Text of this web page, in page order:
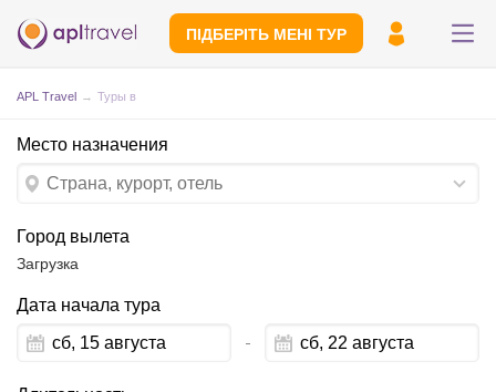
ПІДБЕРІТЬ МЕНІ ТУР
Надішліть свій номер телефону
Експерт зв'яжеться з вами і зробить
APL Travel → Туры в
Место назначения
Город вылета
Загрузка
Дата начала тура
forward